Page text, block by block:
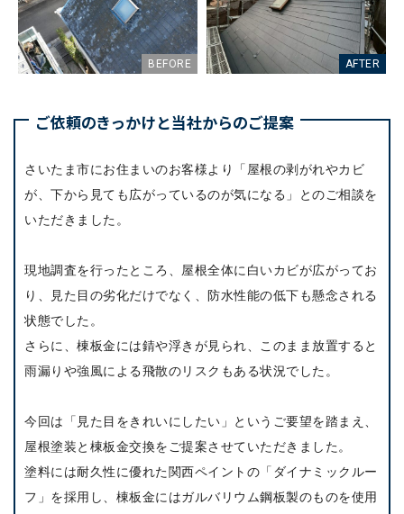
ご依頼のきっかけと当社からのご提案
さいたま市にお住まいのお客様より「屋根の剥がれやカビ
が、下から見ても広がっているのが気になる」とのご相談を
いただきました。
現地調査を行ったところ、屋根全体に白いカビが広がってお
り、見た目の劣化だけでなく、防水性能の低下も懸念される
状態でした。
さらに、棟板金には錆や浮きが見られ、このまま放置すると
雨漏りや強風による飛散のリスクもある状況でした。
今回は「見た目をきれいにしたい」というご要望を踏まえ、
屋根塗装と棟板金交換をご提案させていただきました。
塗料には耐久性に優れた関西ペイントの「ダイナミックルー
フ」を採用し、棟板金にはガルバリウム鋼板製のものを使用